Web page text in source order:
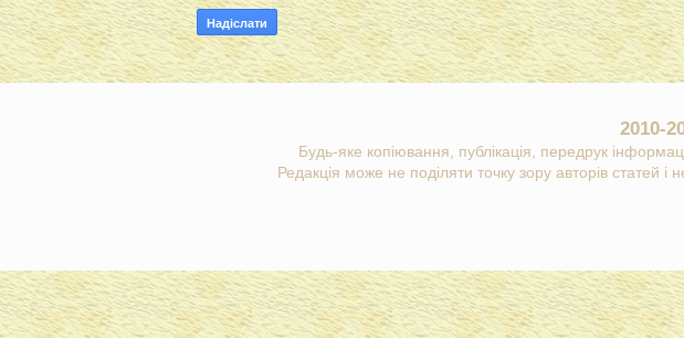
2010-
Будь-яке копіювання, публікація, передрук
Редакція може не поділяти точку зору авторів статей і